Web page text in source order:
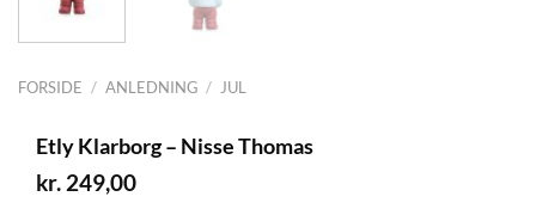
FORSIDE / ANLEDNING / JUL
Etly Klarborg – Nisse Thomas
kr. 249,00